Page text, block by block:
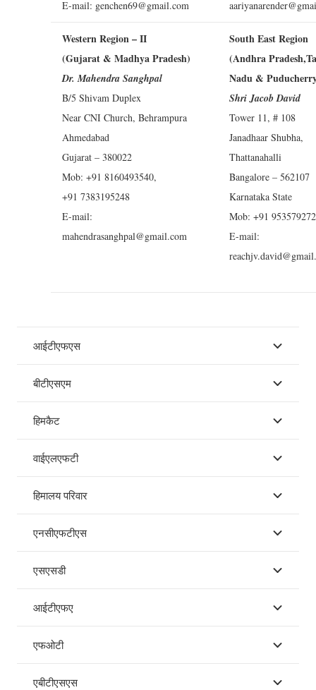
E-mail: genchen69@gmail.com
Western Region – II
(Gujarat & Madhya Pradesh)
Dr. Mahendra Sanghpal
B/5 Shivam Duplex
Near CNI Church, Behrampura
Ahmedabad
Gujarat – 380022
Mob: +91 8160493540,
+91 7383195248
E-mail:
mahendrasanghpal@gmail.com
South East Region
(Andhra
Nadu &
Shri Jacob David
Tower 11, # 108
Janadhaar Shubha,
Thattanahalli
Bangalore – 562107
Karnataka State
Mob: +91
E-mail:
आईटीएफएस
बीटीएसएम
हिमकैट
वाईएलएफटी
हिमालय परिवार
एनसीएफटीएस
एसएसडी
आईटीएफए
एफओटी
एबीटीएसएस